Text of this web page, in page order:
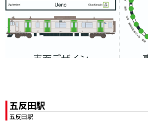
五反田駅
五反田駅